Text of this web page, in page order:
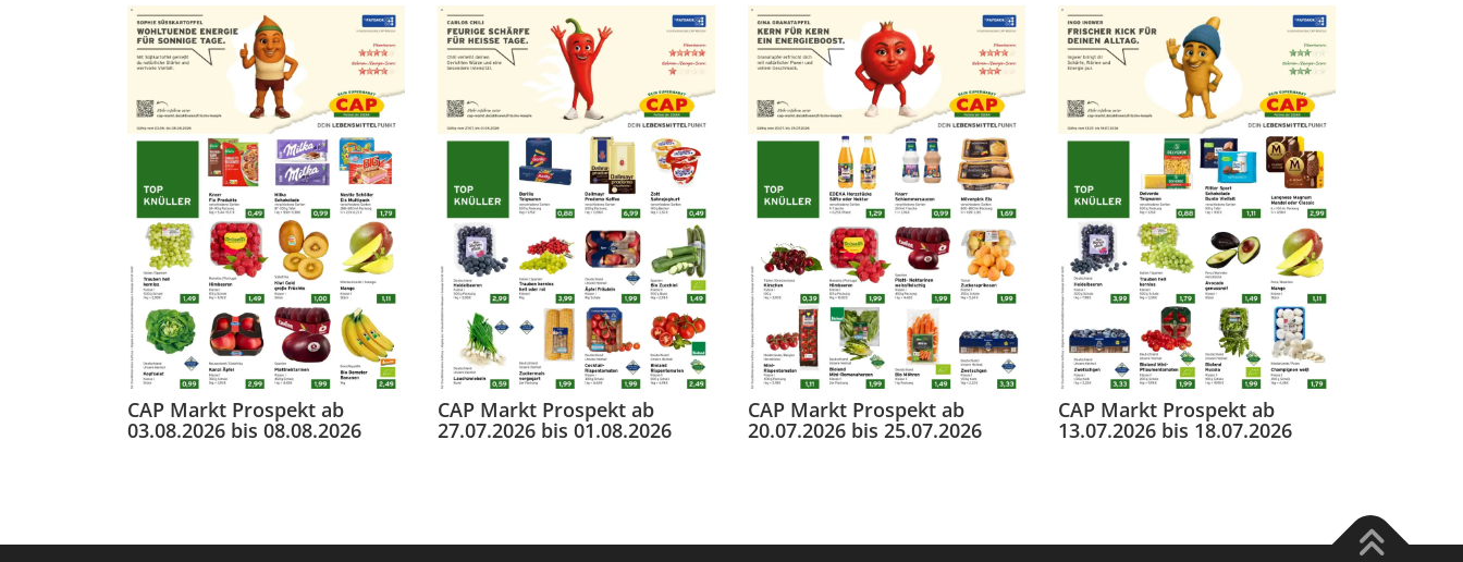
CAP Markt Prospekt ab
03.08.2026 bis 08.08.2026
CAP Markt Prospekt ab
27.07.2026 bis 01.08.2026
CAP Markt Prospekt ab
20.07.2026 bis 25.07.2026
CAP Markt Prospekt ab
13.07.2026 bis 18.07.2026